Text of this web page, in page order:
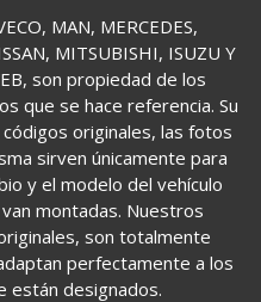
MAN, MERCEDES,
MITSUBISHI, ISUZU Y
son propiedad de los
que se hace referencia. Su
originales, las fotos
sirven únicamente para
y el modelo del vehículo
montadas. Nuestros
son totalmente
perfectamente a los
están designados.